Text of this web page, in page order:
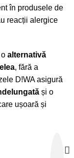
în produsele de
reacții alergice
alternativă
, fără a
D!WA asigură
și o
ușoară și